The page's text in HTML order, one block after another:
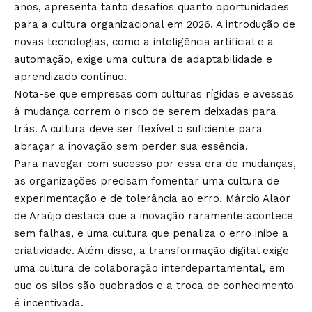
anos, apresenta tanto desafios quanto oportunidades
para a cultura organizacional em 2026. A introdução de
novas tecnologias, como a inteligência artificial e a
automação, exige uma cultura de adaptabilidade e
aprendizado contínuo.
Nota-se que empresas com culturas rígidas e avessas
à mudança correm o risco de serem deixadas para
trás. A cultura deve ser flexível o suficiente para
abraçar a inovação sem perder sua essência.
Para navegar com sucesso por essa era de mudanças,
as organizações precisam fomentar uma cultura de
experimentação e de tolerância ao erro. Márcio Alaor
de Araújo destaca que a inovação raramente acontece
sem falhas, e uma cultura que penaliza o erro inibe a
criatividade. Além disso, a transformação digital exige
uma cultura de colaboração interdepartamental, em
que os silos são quebrados e a troca de conhecimento
é incentivada.